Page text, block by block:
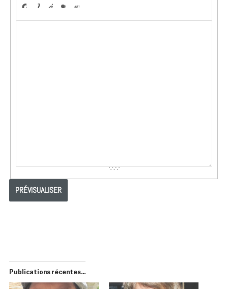
Publications récentes...